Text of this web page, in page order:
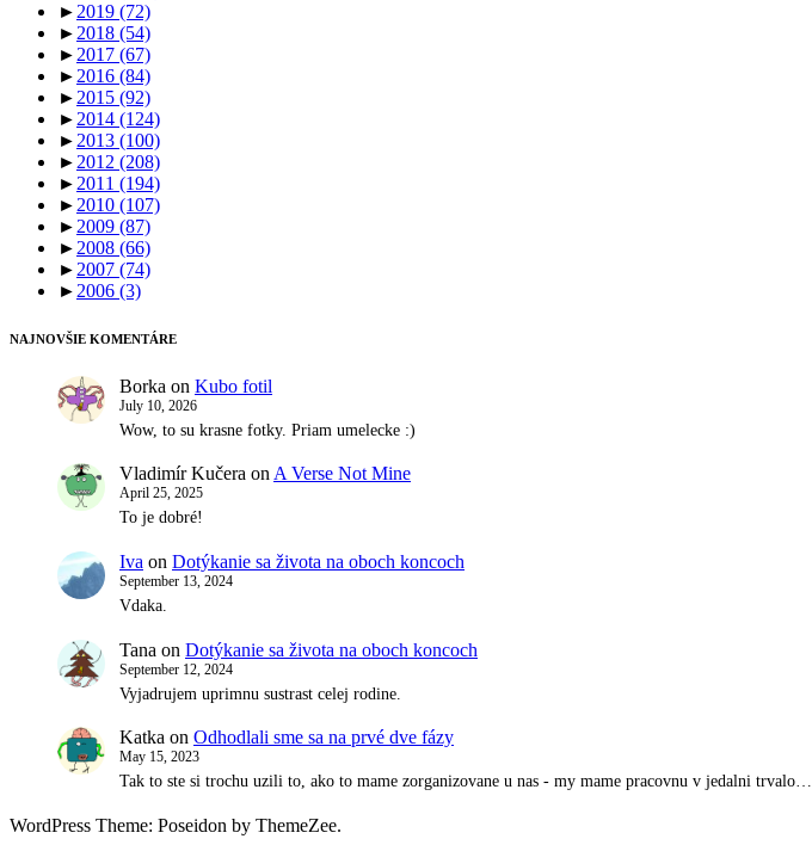
► 2019 (72)
► 2018 (54)
► 2017 (67)
► 2016 (84)
► 2015 (92)
► 2014 (124)
► 2013 (100)
► 2012 (208)
► 2011 (194)
► 2010 (107)
► 2009 (87)
► 2008 (66)
► 2007 (74)
► 2006 (3)
NAJNOVŠIE KOMENTÁRE
Borka on Kubo fotil
July 10, 2026
Wow, to su krasne fotky. Priam umelecke :)
Vladimír Kučera on A Verse Not Mine
April 25, 2025
To je dobré!
Iva on Dotýkanie sa života na oboch koncoch
September 13, 2024
Vdaka.
Tana on Dotýkanie sa života na oboch koncoch
September 12, 2024
Vyjadrujem uprimnu sustrast celej rodine.
Katka on Odhodlali sme sa na prvé dve fázy
May 15, 2023
Tak to ste si trochu uzili to, ako to mame zorganizovane u nas - my mame pracovnu v jedalni trvalo…
WordPress Theme: Poseidon by ThemeZee.